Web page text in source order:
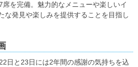
を完備。魅力的なメニューや楽しいイ
な発見や楽しみを提供することを目指し
日と23日には2年間の感謝の気持ちを込